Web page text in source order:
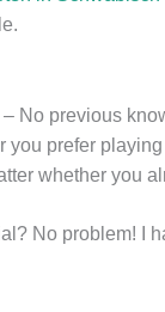
No previous
you prefer
whether you
No problem! I